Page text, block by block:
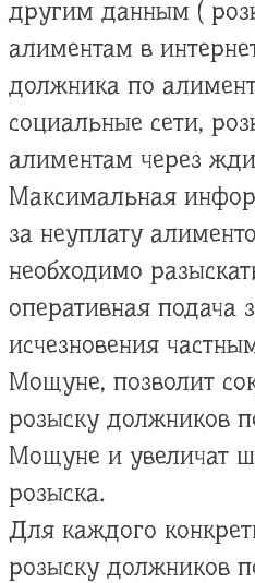
другим данным (
алиментам в
должника по
социальные сети,
алиментам через
Максимальная
за неуплату
необходимо
оперативная подача
исчезновения
Мощуне, позволит
розыску должников
Мощуне и увеличат
розыска.
Для каждого
розыску должников